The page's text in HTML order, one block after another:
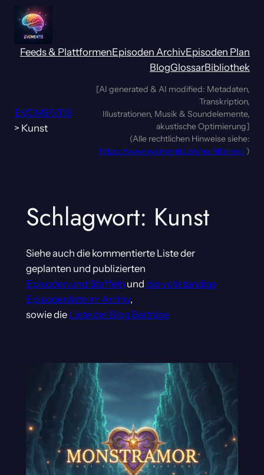
Zum
Inhalt
springen
Feeds & PlattformenEpisoden ArchivEpisoden Plan
BlogGlossarBibliothek
EVOMENTIS
> Kunst
[AI generated & AI modified: Metadaten,
Transkription,
Illustrationen, Musik & Soundelemente,
akustische Optimierung]
(Alle rechtlichen Hinweise siehe:
https://www.evomentis.de/rechtliches/ )
Schlagwort: Kunst
Siehe auch die kommentierte Liste der
geplanten und publizierten
Episoden und Staffeln und die vollständige
Episodenliste im Archiv,
sowie die Liste der Blog Beiträge